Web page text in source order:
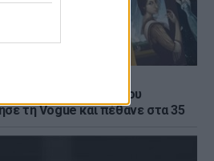
του σουρεαλισμού που
τη Vogue και πέθανε στα 35